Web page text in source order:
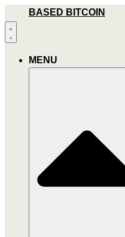
Inhalt
wechseln
BASED BITCOIN
MENU